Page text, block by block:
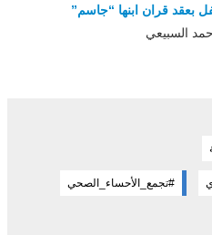
بعقد قران ابنها “جاسم”
السبيعي
#تجمع_الأحساء_الصحي